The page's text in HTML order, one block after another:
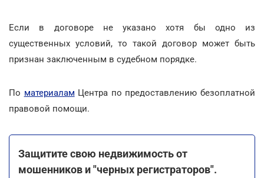
Если в договоре не указано хотя бы одно из
существенных условий, то такой договор может быть
признан заключенным в судебном порядке.
По материалам Центра по предоставлению безоплатной
правовой помощи.
Защитите свою недвижимость от
мошенников и "черных регистраторов".